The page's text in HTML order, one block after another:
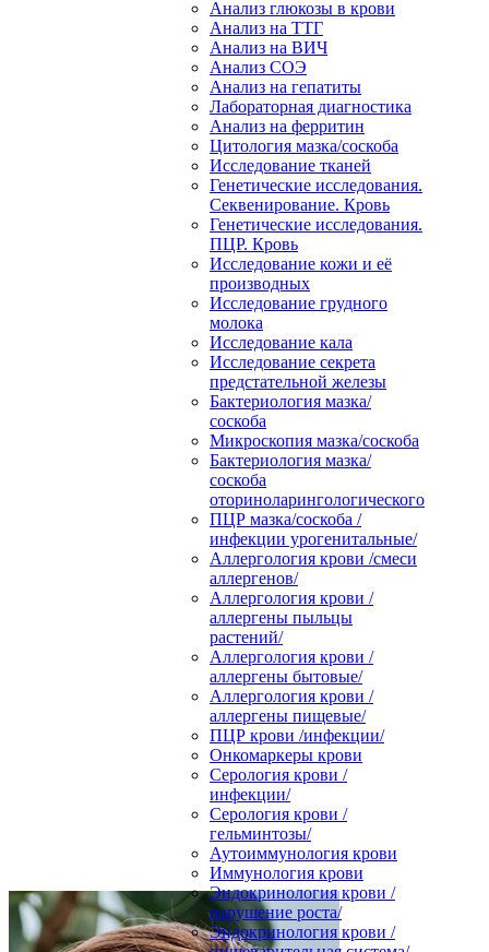
Анализ глюкозы в крови
Анализ на ТТГ
Анализ на ВИЧ
Анализ СОЭ
Анализ на гепатиты
Лабораторная диагностика
Анализ на ферритин
Цитология мазка/соскоба
Исследование тканей
Генетические исследования.
Секвенирование. Кровь
Генетические исследования.
ПЦР. Кровь
Исследование кожи и её
производных
Исследование грудного
молока
Исследование кала
Исследование секрета
предстательной железы
Бактериология мазка/
соскоба
Микроскопия мазка/соскоба
Бактериология мазка/
соскоба
оториноларингологического
ПЦР мазка/соскоба /
инфекции урогенитальные/
Аллергология крови /смеси
аллергенов/
Аллергология крови /
аллергены пыльцы
растений/
Аллергология крови /
аллергены бытовые/
Аллергология крови /
аллергены пищевые/
ПЦР крови /инфекции/
Онкомаркеры крови
Серология крови /
инфекции/
Серология крови /
гельминтозы/
Аутоиммунология крови
Иммунология крови
Эндокринология крови /
нарушение роста/
Эндокринология крови /